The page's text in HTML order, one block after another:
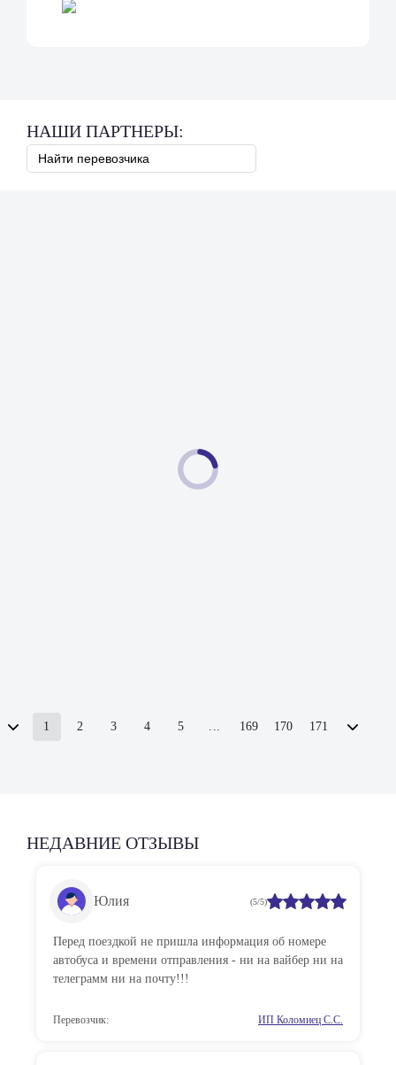
НАШИ ПАРТНЕРЫ:
1 2 3 4 5 ... 169 170 171
НЕДАВНИЕ ОТЗЫВЫ
Юлия (5/5)
Перед поездкой не пришла информация об номере
автобуса и времени отправления - ни на вайбер ни на
телеграмм ни на почту!!!
Перевозчик: ИП Коломиец С.С.